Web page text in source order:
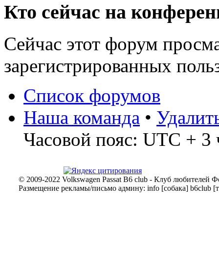
Кто сейчас на
Сейчас этот форум
зарегистрированных
Список форумов
Наша команда •
Часовой пояс: UTC + 3
© 2009-2022 Volkswagen Passat B6 club - Клуб любителей
Размещение рекламы/письмо админу: info [собака] b6club